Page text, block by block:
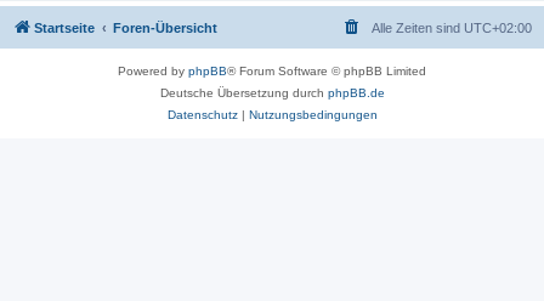
Startseite Foren-Übersicht Alle Zeiten sind UTC+02:00
Powered by phpBB® Forum Software © phpBB Limited
Deutsche Übersetzung durch phpBB.de
Datenschutz| Nutzungsbedingungen